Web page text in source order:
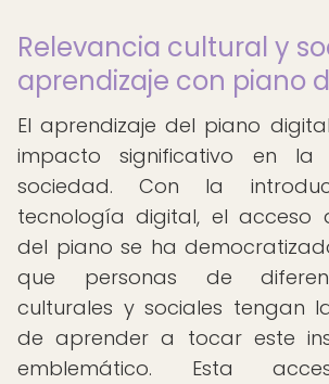
Relevancia cultural y
aprendizaje con piano
El aprendizaje del piano
impacto significativo en
sociedad. Con la
tecnología digital, el acceso
del piano se ha
que personas de
culturales y sociales tengan
de aprender a tocar este
emblemático. Esta